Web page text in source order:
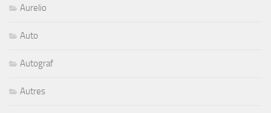
Aurelio
Auto
Autograf
Autres